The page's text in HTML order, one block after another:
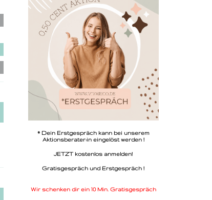
* Dein Erstgespräch kann bei unserem
Aktionsberater:in eingelöst werden !
JETZT kostenlos anmelden!
Gratisgespräch und Erstgespräch !
Wir schenken dir ein 10 Min. Gratisgespräch